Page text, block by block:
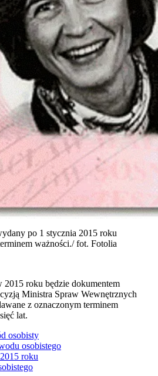
po 1 stycznia 2015 roku
ważności./ fot. Fotolia
roku będzie dokumentem
Ministra Spraw Wewnętrznych
z oznaczonym terminem
lat.
osobisty
osobistego
roku